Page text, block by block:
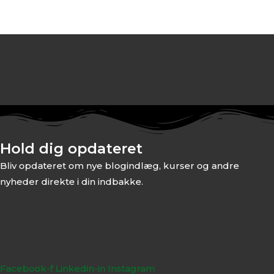
Hold dig opdateret
Bliv opdateret om nye blogindlæg, kurser og andre
nyheder direkte i din indbakke.
Facebook-f Linkedin-in Instagram